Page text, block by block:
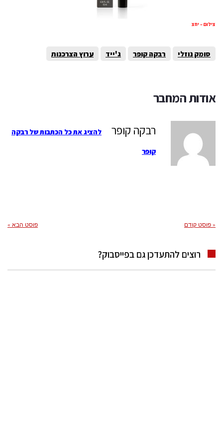
צילום – יחצ
סומק נוזלי רבקה קופר ג'ייד ערוץ הצרכנות
אודות המחבר
רבקה קופר להציג את כל הכתבות של רבקה
קופר
« פוסט קודם פוסט הבא »
רוצים להתעדכן גם בפייסבוק?